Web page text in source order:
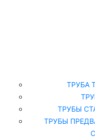
ТРУБА
ТРУБЫ
ТРУБЫ